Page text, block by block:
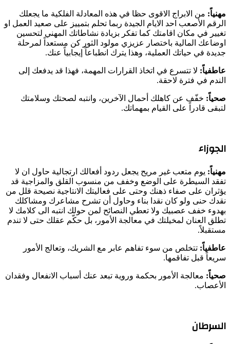
مهنياً: من الابراج الاقوى حظا في هذه المعادلة الفلكية ما يجعلك
الرقم الأصعب احد الايام الجيدة ربما تحلم بتمييز على صعيد العمل او
تغيير في مكان اقامتك كما تفكر بزيادة نشاطاتك المهني لتحسين
اوضاعك المالية باختصار عزيزي مولود الثور كن مستعداً لمرحلة
جديدة في حياتك العملية، وهذا يترك انطباعاً إيجابياً عنك.
عاطفياً: لا تتسرع في اتخاذ القرارات المهمة، فهذا قد يدفعك إلى
الندم في فترة لاحقة.
صحياً: خفّف عن كاهلك أحمال الآخرين، وانتبه لصحتك وسلامتك
لتبقى قادراً على القيام بمهماتك.
الجوزاء
مهنياً: يوم متعب غير مريح يجعل ردود أفعالك ارتجالية حاول ان لا
تفقد السيطرة على الوضع وخفف من منسوب القلق والمزاجية قد
يؤثران على صفاء ذهنك وحتى على فعاليتك الانتاجية نصيحة قلل من
نقدك حنى ولو كان نقدا بناء وحاول أن تشرح مشاعرك ومشاكلك
بهدوء خفف عصبيك ولا تعطي النصائح لمن حولك انتبه الى كلامك لا
تطلق العنان لمخيلتك في معالجة الأمور، بل حكّم عقلك حتى لا تندم
مستقبلاً.
عاطفياً: تتخلص من سوء تفاهم عابر مع الشريك، وتعالج الأمور
سريعاً قبل تفاقمها.
صحياً: معالجة الأمور بحكمة وروية تبعد عنك أسباب الانفعال وفقدان
الأعصاب.
السرطان